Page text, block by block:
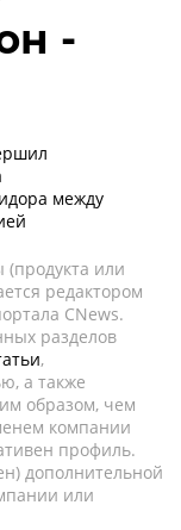
-
между
или
редактором
CNews.
разделов
,
а также
образом, чем
компании
профиль.
дополнительной
или